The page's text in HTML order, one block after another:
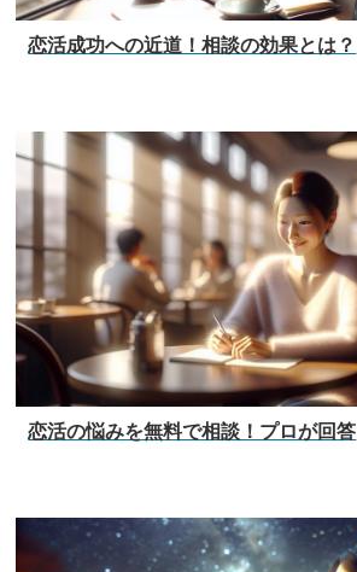
恋活成功への近道！相談の効果とは？
恋活の悩みを無料で相談！プロが回答